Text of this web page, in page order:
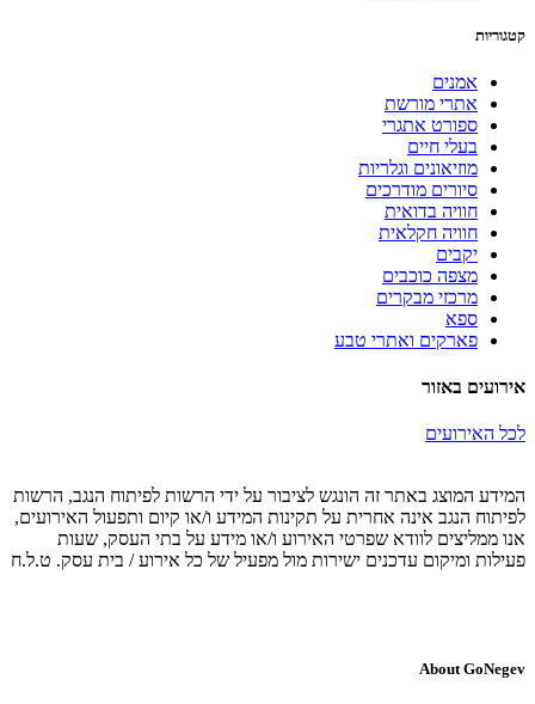
קטגוריות
אמנים
אתרי מורשת
ספורט אתגרי
בעלי חיים
מוזיאונים וגלריות
סיורים מודרכים
חוויה בדואית
חוויה חקלאית
יקבים
מצפה כוכבים
מרכזי מבקרים
ספא
פארקים ואתרי טבע
אירועים באזור
לכל האירועים
המידע המוצג באתר זה הונגש לציבור על ידי הרשות לפיתוח הנגב, הרשות
לפיתוח הנגב אינה אחרית על תקינות המידע ו/או קיום ותפעול האירועים,
אנו ממליצים לוודא שפרטי האירוע ו/או מידע על בתי העסק, שעות
פעילות ומיקום עדכנים ישירות מול מפעיל של כל אירוע / בית עסק. ט.ל.ח
About GoNegev